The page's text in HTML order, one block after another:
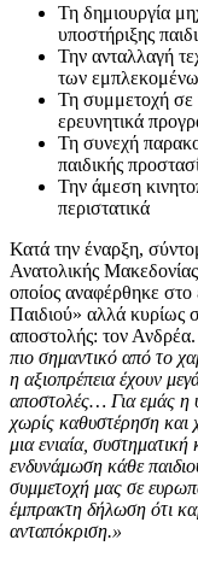
Τη δημιουργία
υποστήριξης
Την ανταλλαγή
των
Τη συμμετοχή σε
ερευνητικά
Τη συνεχή
παιδικής
Την άμεση
περιστατικά
Κατά την έναρξη,
Ανατολικής
οποίος αναφέρθηκε
Παιδιού» αλλά κυρίως
αποστολής: τον
πιο σημαντικό από το
η αξιοπρέπεια έχουν
αποστολές… Για εμάς η
χωρίς καθυστέρηση και
μια ενιαία,
ενδυνάμωση κάθε
συμμετοχή μας σε
έμπρακτη δήλωση ότι
ανταπόκριση.»